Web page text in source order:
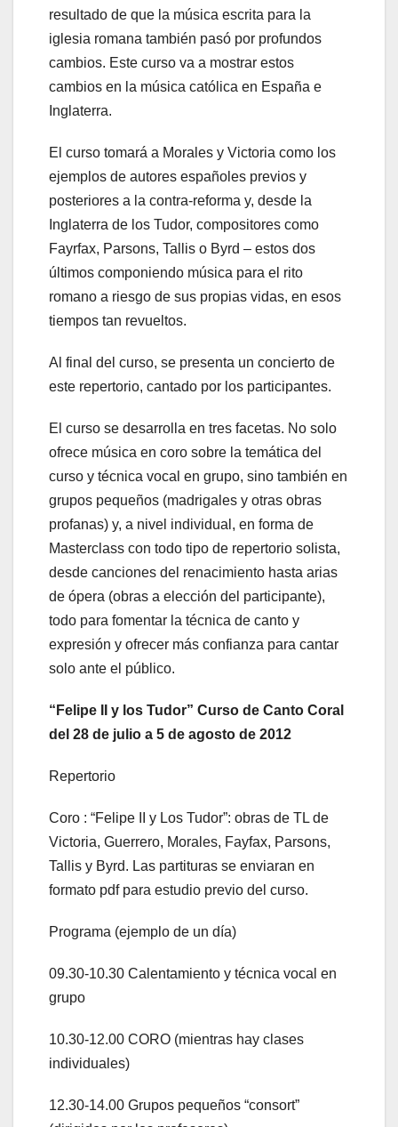
resultado de que la música escrita para la
iglesia romana también pasó por profundos
cambios. Este curso va a mostrar estos
cambios en la música católica en España e
Inglaterra.
El curso tomará a Morales y Victoria como los
ejemplos de autores españoles previos y
posteriores a la contra-reforma y, desde la
Inglaterra de los Tudor, compositores como
Fayrfax, Parsons, Tallis o Byrd – estos dos
últimos componiendo música para el rito
romano a riesgo de sus propias vidas, en esos
tiempos tan revueltos.
Al final del curso, se presenta un concierto de
este repertorio, cantado por los participantes.
El curso se desarrolla en tres facetas. No solo
ofrece música en coro sobre la temática del
curso y técnica vocal en grupo, sino también en
grupos pequeños (madrigales y otras obras
profanas) y, a nivel individual, en forma de
Masterclass con todo tipo de repertorio solista,
desde canciones del renacimiento hasta arias
de ópera (obras a elección del participante),
todo para fomentar la técnica de canto y
expresión y ofrecer más confianza para cantar
solo ante el público.
“Felipe II y los Tudor” Curso de Canto Coral
del 28 de julio a 5 de agosto de 2012
Repertorio
Coro : “Felipe II y Los Tudor”: obras de TL de
Victoria, Guerrero, Morales, Fayfax, Parsons,
Tallis y Byrd. Las partituras se enviaran en
formato pdf para estudio previo del curso.
Programa (ejemplo de un día)
09.30-10.30 Calentamiento y técnica vocal en
grupo
10.30-12.00 CORO (mientras hay clases
individuales)
12.30-14.00 Grupos pequeños “consort”